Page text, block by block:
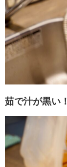
茹で汁が黒い！